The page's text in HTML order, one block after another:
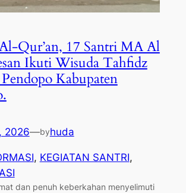
Qur’an, 17 Santri MA Al
Ikuti Wisuda Tahfidz
Kabupaten
2026—byhuda
, KEGIATAN SANTRI
dan penuh keberkahan menyelimuti